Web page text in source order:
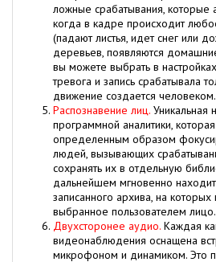
ложные срабатывания, которые
когда в кадре происходит
(падают листья, идет снег или
деревьев, появляются
вы можете выбрать в
тревога и запись срабатывала
движение создается человеком.
Распознавение лиц. Уникальная
программной аналитики,
определенным образом
людей, вызывающих
сохранять их в отдельную
дальнейшем мгновенно
записанного архива, на которых
выбранное пользователем лицо.
Двухсторонее аудио. Каждая
видеонаблюдения оснащена
микрофоном и динамиком. Это